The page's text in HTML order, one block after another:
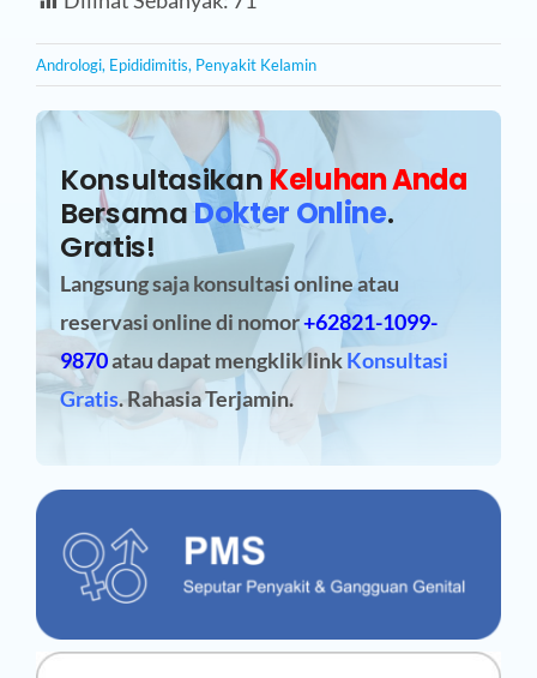
Andrologi, Epididimitis, Penyakit Kelamin
Konsultasikan Keluhan Anda
BersamaDokter Online.
Gratis!
Langsung saja konsultasi online atau
reservasi onlinedi nomor+62821-1099-
9870atau dapat mengklik linkKonsultasi
Gratis. Rahasia Terjamin.